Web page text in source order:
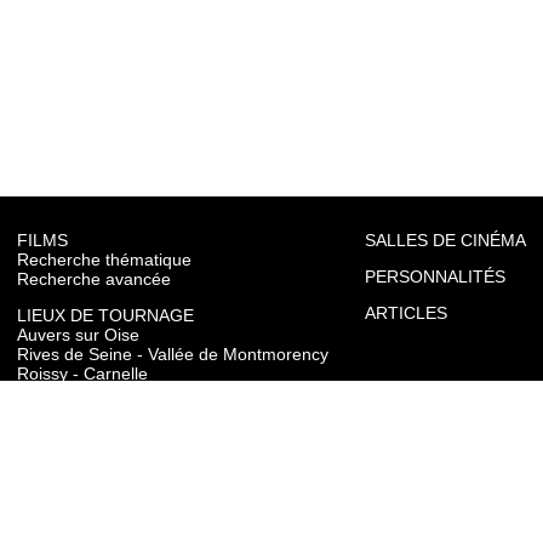
FILMS
Recherche thématique
Recherche avancée
LIEUX DE TOURNAGE
Auvers sur Oise
Rives de Seine - Vallée de Montmorency
Roissy - Carnelle
SALLES DE CINÉMA
PERSONNALITÉS
ARTICLES